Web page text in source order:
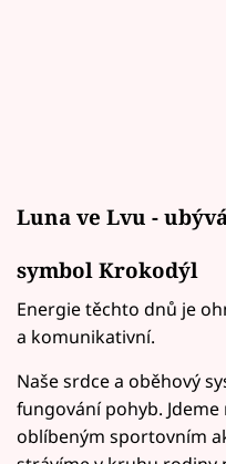
Luna ve Lvu -
symbol Krokodýl
Energie těchto dnů je
a komunikativní.
Naše srdce a oběhový
fungování pohyb.
oblíbeným sportovním